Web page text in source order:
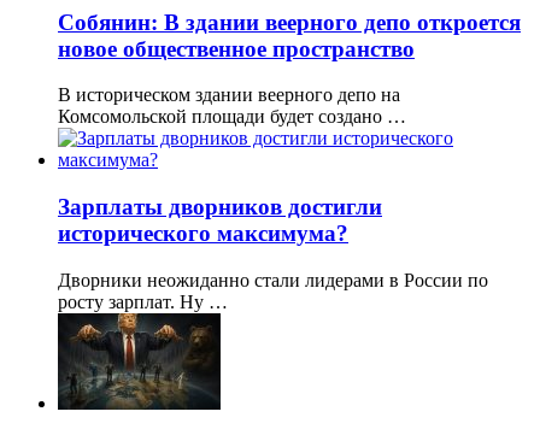
Собянин: В здании веерного депо откроется
новое общественное пространство
В историческом здании веерного депо на
Комсомольской площади будет создано …
Зарплаты дворников достигли
исторического максимума?
Дворники неожиданно стали лидерами в России по
росту зарплат. Ну …